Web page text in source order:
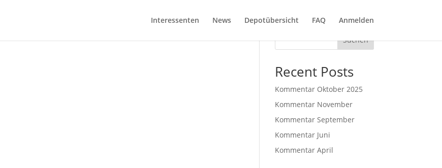
Interessenten News Depotübersicht FAQ Anmelden
Suchen
Recent Posts
Kommentar Oktober 2025
Kommentar November
Kommentar September
Kommentar Juni
Kommentar April